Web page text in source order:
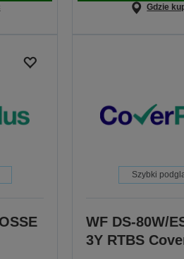
Gdzie
Szybki
WF DS-80W/
3Y RTBS